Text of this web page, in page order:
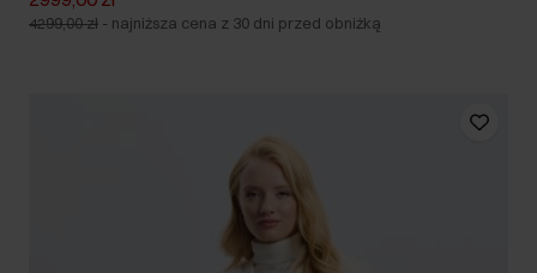
4299,00 zł - najniższa cena z 30 dni przed obniżką